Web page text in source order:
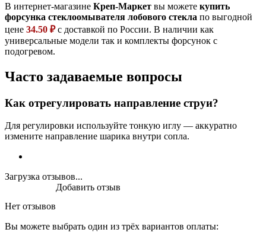
В интернет-магазине Креп-Маркет вы можете купить
форсунка стеклоомывателя лобового стекла по выгодной
цене 34.50 ₽с доставкой по России. В наличии как
универсальные модели так и комплекты форсунок с
подогревом.
Часто задаваемые вопросы
Как отрегулировать направление струи?
Для регулировки используйте тонкую иглу — аккуратно
измените направление шарика внутри сопла.
Загрузка отзывов...
Нет отзывов
Добавить отзыв
Вы можете выбрать один из трёх вариантов оплаты: